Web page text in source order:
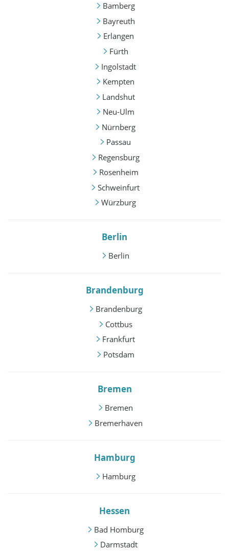
Bamberg
Bayreuth
Erlangen
Fürth
Ingolstadt
Kempten
Landshut
Neu-Ulm
Nürnberg
Passau
Regensburg
Rosenheim
Schweinfurt
Würzburg
Berlin
Berlin
Brandenburg
Brandenburg
Cottbus
Frankfurt
Potsdam
Bremen
Bremen
Bremerhaven
Hamburg
Hamburg
Hessen
Bad Homburg
Darmstadt